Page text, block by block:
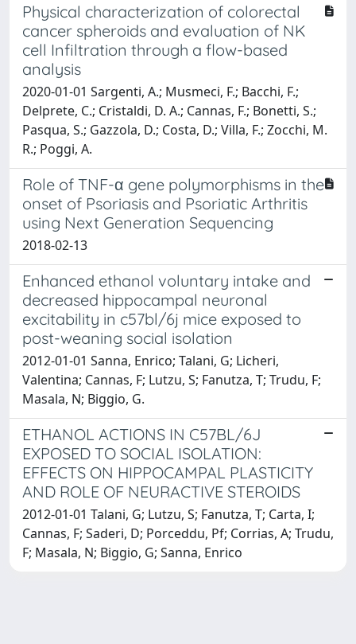
Physical characterization of colorectal
cancer spheroids and evaluation of NK
cell Infiltration through a flow-based
analysis
2020-01-01 Sargenti, A.; Musmeci, F.; Bacchi, F.;
Delprete, C.; Cristaldi, D. A.; Cannas, F.; Bonetti, S.;
Pasqua, S.; Gazzola, D.; Costa, D.; Villa, F.; Zocchi, M.
R.; Poggi, A.
Role of TNF-α gene polymorphisms in the
onset of Psoriasis and Psoriatic Arthritis
using Next Generation Sequencing
2018-02-13
Enhanced ethanol voluntary intake and
decreased hippocampal neuronal
excitability in c57bl/6j mice exposed to
post-weaning social isolation
2012-01-01 Sanna, Enrico; Talani, G; Licheri,
Valentina; Cannas, F; Lutzu, S; Fanutza, T; Trudu, F;
Masala, N; Biggio, G.
ETHANOL ACTIONS IN C57BL/6J
EXPOSED TO SOCIAL ISOLATION:
EFFECTS ON HIPPOCAMPAL PLASTICITY
AND ROLE OF NEURACTIVE STEROIDS
2012-01-01 Talani, G; Lutzu, S; Fanutza, T; Carta, I;
Cannas, F; Saderi, D; Porceddu, Pf; Corrias, A; Trudu,
F; Masala, N; Biggio, G; Sanna, Enrico